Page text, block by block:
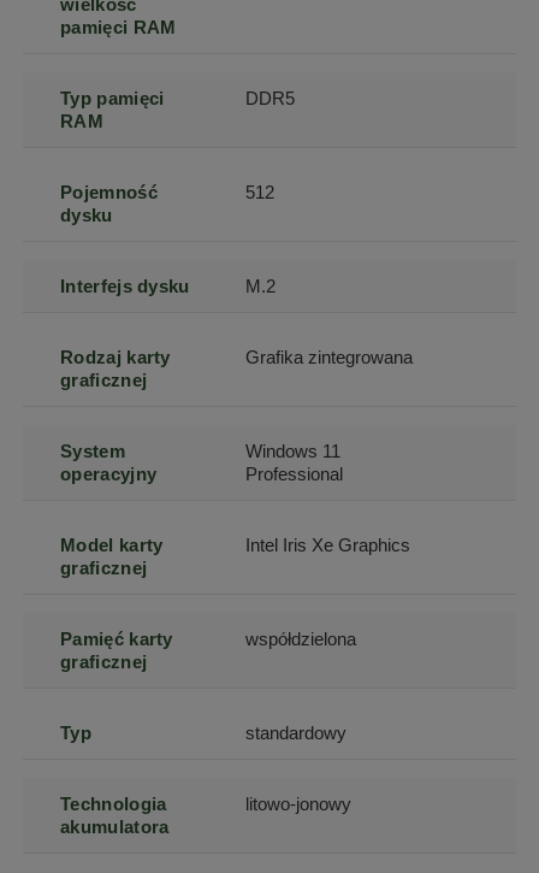
pamięci RAM
Typ pamięci
RAM
DDR5
Pojemność
dysku
512
Interfejs dysku M.2
Rodzaj karty
graficznej
Grafika zintegrowana
System
operacyjny
Windows 11
Professional
Model karty
graficznej
Intel Iris Xe Graphics
Pamięć karty
graficznej
współdzielona
Typ standardowy
Technologia
akumulatora
litowo-jonowy